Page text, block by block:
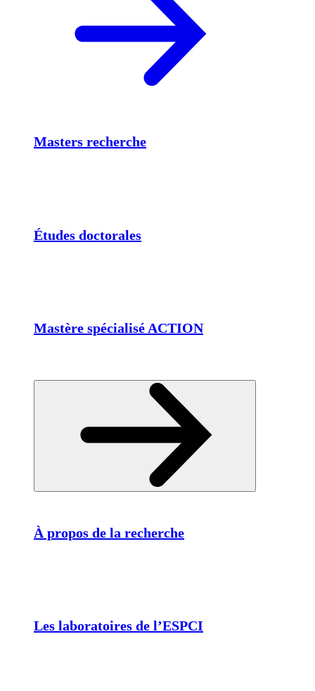
Masters recherche
Études doctorales
Mastère spécialisé ACTION
À propos de la recherche
Les laboratoires de l’ESPCI